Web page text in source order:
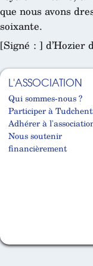
que nous avons
soixante.
[Signé : ] d’Hozier
L'ASSOCIATION
Qui sommes-nous ?
Participer à
Adhérer à
Nous soutenir
financièrement